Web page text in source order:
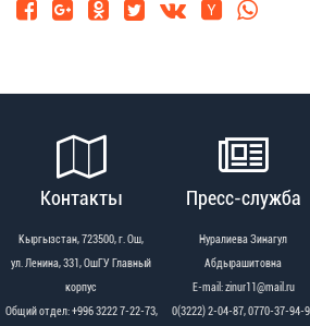
Контакты
Кыргызстан, 723500, г. Ош,
ул. Ленина, 331, ОшГУ Главный
корпус
Общий отдел: +996 3222 7-22-73,
Пресс-служба
Нуралиева Зинагул
Абдырашитовна
Е-mail: zinur11@mail.ru
0(3222) 2-04-87, 0770-37-94-